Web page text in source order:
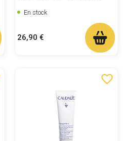
En stock
Prix
26,90 €
favorite_border